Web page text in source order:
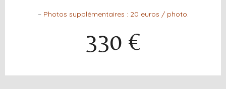
–Photos supplémentaires : 20 euros / photo.
330 €